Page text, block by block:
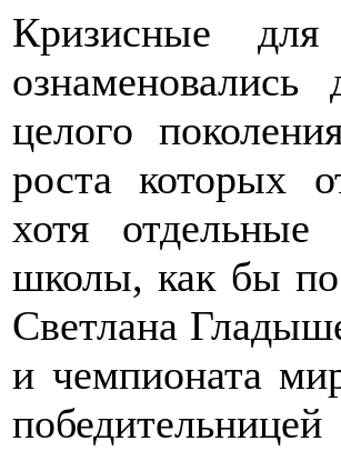
Кризисные для
целого
роста которых
хотя
школы, как бы по
Светлана
и чемпионата